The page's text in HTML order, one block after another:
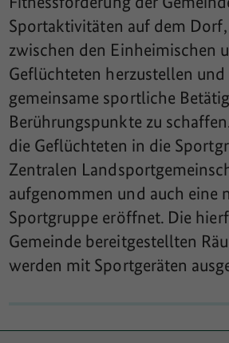
Sportaktivitäten auf dem
zwischen den Einheimischen
Geflüchteten herzustellen
gemeinsame sportliche
Berührungspunkte zu
die Geflüchteten in die
Zentralen
aufgenommen und auch eine
Sportgruppe eröffnet. Die
Gemeinde bereitgestellten
werden mit Sportgeräten